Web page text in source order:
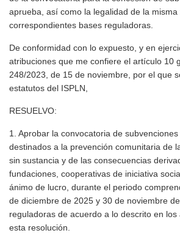
aprueba, así como la legalidad de la misma
correspondientes bases reguladoras.
De conformidad con lo expuesto, y en
atribuciones que me confiere el artículo 10
248/2023, de 15 de noviembre, por el que
estatutos del ISPLN,
RESUELVO:
1. Aprobar la convocatoria de
destinados a la prevención comunitaria de
sin sustancia y de las consecuencias
fundaciones, cooperativas de iniciativa
ánimo de lucro, durante el periodo
de diciembre de 2025 y 30 de noviembre
reguladoras de acuerdo a lo descrito en
esta resolución.